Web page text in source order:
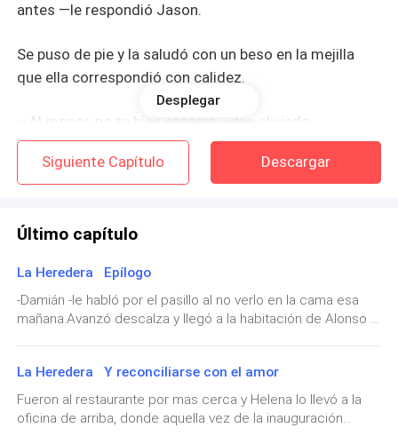
antes —le respondió Jason.
Se puso de pie y la saludó con un beso en la mejilla
que ella correspondió con calidez.
—Al menos no te hice esperar —dijo aliviada.
—Para nada.
amigos con beneficios y ambos eran muy maduros y
quince minutos no los haría discutir.
Helena iba a dar un sorbo a su café cuando el teléfono
una mueca a su amigo y respondió con cautela.
—¿Diga?
Desplegar
Siguiente Capítulo Descargar
Último capítulo
La Heredera Epílogo
-Damián -le habló por el pasillo al no verlo en la cama esa
mañana.Avanzó descalza y llegó a la habitación de Alonso y
Salió, señora. Llevaba a Alonsito a montar y dijo que le
avisáramos que al medio día regresaban, que esté
preparada para salir.-¡Vaya con el señor! -Dijo riendo -tengo
tiempo entonces para el desayuno.Se sentó con ellos en la
La Heredera Y reconciliarse con el amor
Fueron al restaurante por mas cerca y Helena lo llevó a la
oficina de arriba, donde aquella vez de la inauguración